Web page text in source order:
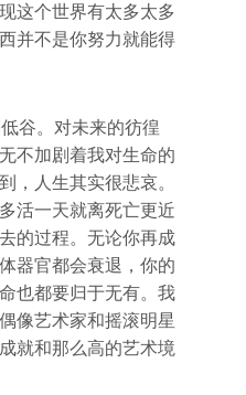
这个世界有太多太多
并不是你努力就能得
谷。对未来的彷徨
不加剧着我对生命的
，人生其实很悲哀。
活一天就离死亡更近
的过程。无论你再成
器官都会衰退，你的
也都要归于无有。我
像艺术家和摇滚明星
就和那么高的艺术境